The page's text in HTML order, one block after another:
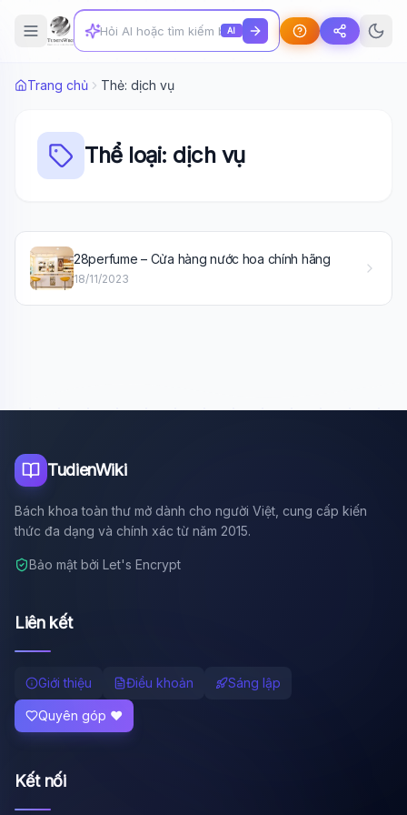
AI
Trang chủ Thẻ: dịch vụ
Thể loại: dịch vụ
28perfume – Cửa hàng nước hoa chính hãng
18/11/2023
TudienWiki
Bách khoa toàn thư mở dành cho người Việt, cung cấp kiến
thức đa dạng và chính xác từ năm 2015.
Bảo mật bởi Let's Encrypt
Liên kết
Giới thiệu Điều khoản Sáng lập
Quyên góp ❤️
Kết nối
🤖 Sẵn sàng hỗ trợ
Tôi là trợ lý AI của TuDienWiki. Hãy hỏi tôi bất kỳ điều gì
🪐 Sao Mộc là gì?
🔬 Albert Einstein